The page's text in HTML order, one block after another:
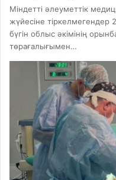
Міндетті әлеуметтік
жүйесіне
бүгін облыс әкімінің
төрағалығымен…